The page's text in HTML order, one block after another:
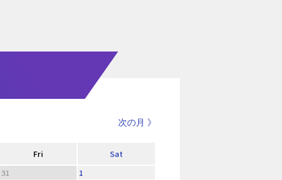
次の月 》
Fri
Sat
31 1